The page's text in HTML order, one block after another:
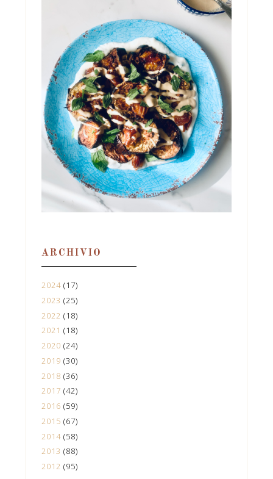
INSALATA DI ELANZANE
CON DATTERI, YOGURT
E TAHINI
Ci si può innamorare di una insalata di
melanzane? Ebbene, provate questa e mi
saprete dire. Glute...
ARCHIVIO
2024 (17)
2023 (25)
2022 (18)
2021 (18)
2020 (24)
2019 (30)
2018 (36)
2017 (42)
2016 (59)
2015 (67)
2014 (58)
2013 (88)
2012 (95)